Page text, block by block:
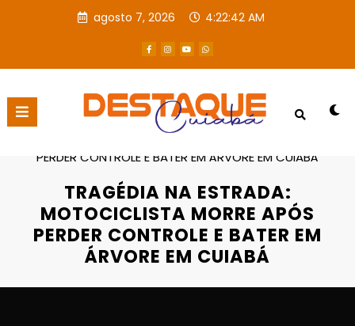
agosto 7, 2026 4:22:43 AM
Página inicial
Destaques
PERDER CONTROLE E BATER EM ÁRVORE EM CUIABÁ
TRAGÉDIA NA ESTRADA:
MOTOCICLISTA MORRE APÓS
PERDER CONTROLE E BATER EM
ÁRVORE EM CUIABÁ